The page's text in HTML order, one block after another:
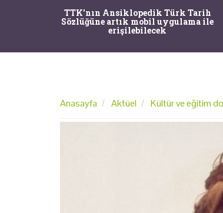
TTK'nın Ansiklopedik Türk Tarih
Sözlüğüne artık mobil uygulama ile
erişilebilecek
Anasayfa Aktüel Kültür ve eğitim